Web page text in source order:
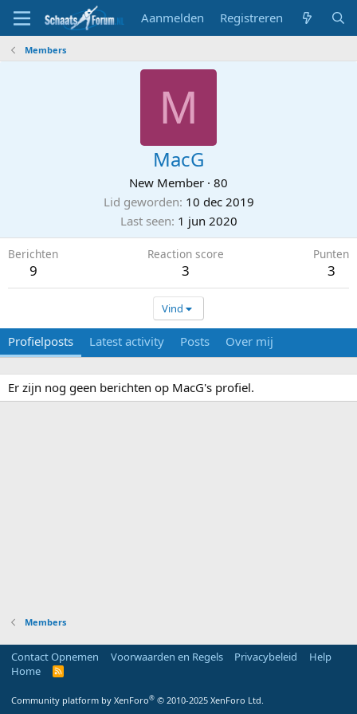
Aanmelden Registreren
Members
M
MacG
New Member · 80
Lid geworden 10 dec 2019
Last seen 1 jun 2020
Berichten
9
Reaction score
3
Punten
3
Vind
Profielposts Latest activity Posts Over mij
Er zijn nog geen berichten op MacG's profiel.
Members
Contact Opnemen Voorwaarden en Regels Privacybeleid
Help
Home
R
Community platform by XenForo® © 2010-2025 XenForo Ltd.